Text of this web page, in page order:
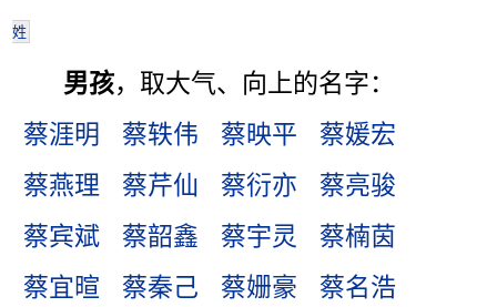
姓
男孩，取大气、向上的名字：
蔡涯明
蔡轶伟 蔡映平
蔡媛宏
蔡燕理
蔡芹仙 蔡衍亦
蔡亮骏
蔡宾斌
蔡韶鑫 蔡宇灵
蔡楠茵
蔡宜暄
蔡秦己 蔡姗豪
蔡名浩